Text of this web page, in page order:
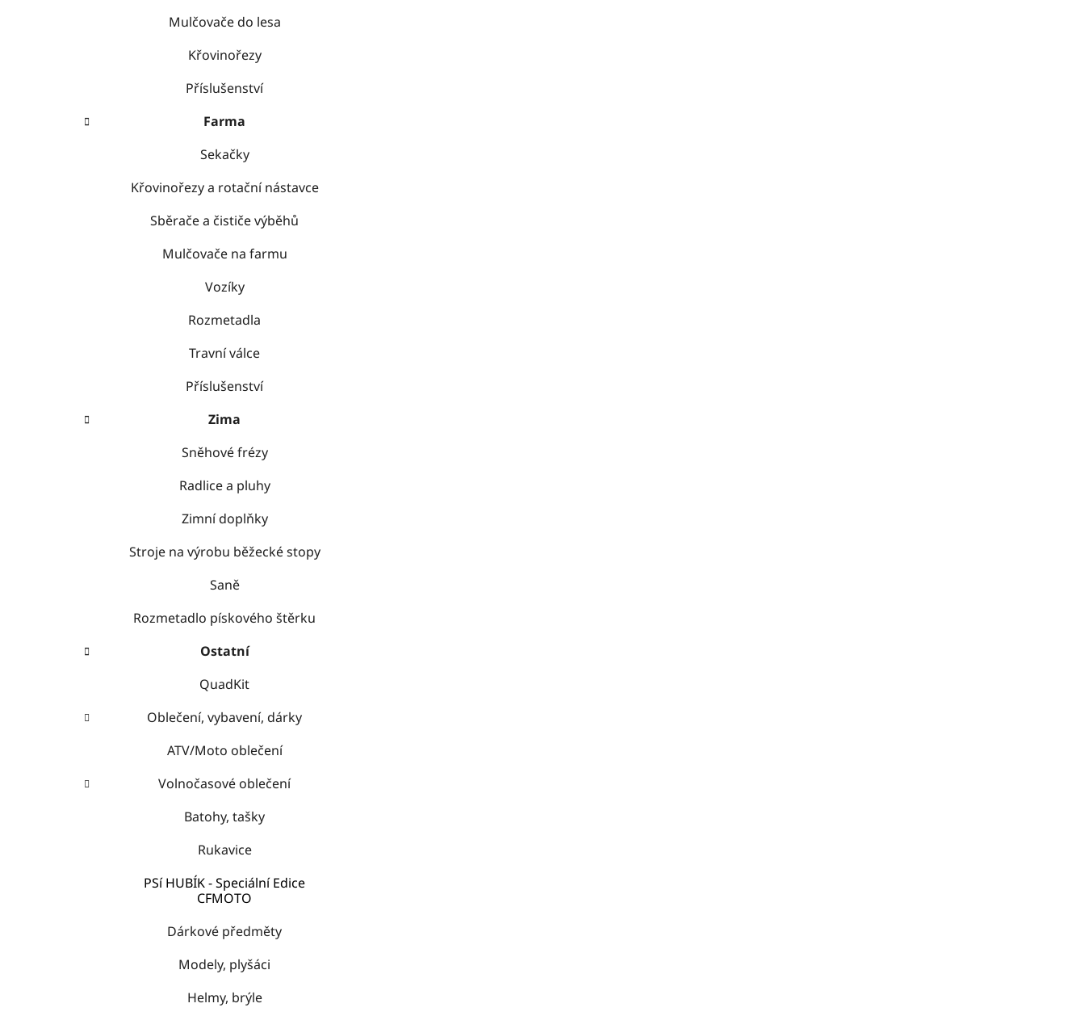
Mulčovače do lesa
Křovinořezy
Příslušenství
Farma
Sekačky
Křovinořezy a rotační nástavce
Sběrače a čističe výběhů
Mulčovače na farmu
Vozíky
Rozmetadla
Travní válce
Příslušenství
Zima
Sněhové frézy
Radlice a pluhy
Zimní doplňky
Stroje na výrobu běžecké stopy
Saně
Rozmetadlo pískového štěrku
Ostatní
QuadKit
Oblečení, vybavení, dárky
ATV/Moto oblečení
Volnočasové oblečení
Batohy, tašky
Rukavice
PSí HUBÍK - Speciální Edice
CFMOTO
Dárkové předměty
Modely, plyšáci
Helmy, brýle